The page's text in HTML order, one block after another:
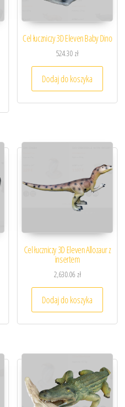
Cel łuczniczy 3D Eleven Baby Dino
524.30 zł
Dodaj do koszyka
Cel łuczniczy 3D Eleven Allozaur z
insertem
2,630.06 zł
Dodaj do koszyka